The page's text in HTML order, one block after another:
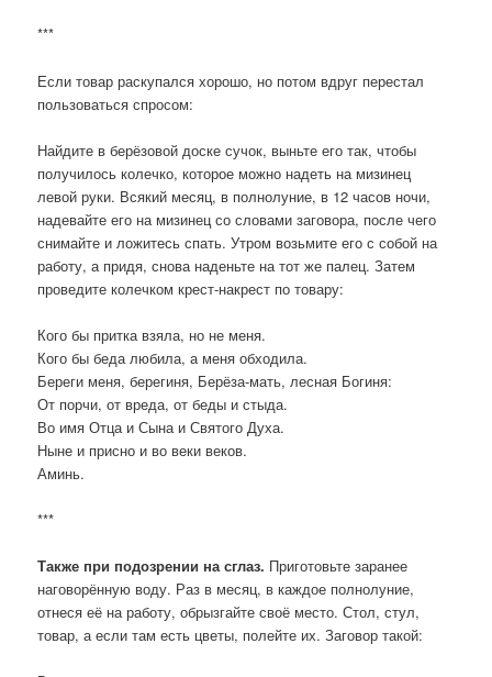
***
Если товар раскупался хорошо, но потом вдруг перестал
пользоваться спросом:
Найдите в берёзовой доске сучок, выньте его так, чтобы
получилось колечко, которое можно надеть на мизинец
левой руки. Всякий месяц, в полнолуние, в 12 часов ночи,
надевайте его на мизинец со словами заговора, после чего
снимайте и ложитесь спать. Утром возьмите его с собой на
работу, а придя, снова наденьте на тот же палец. Затем
проведите колечком крест-накрест по товару:
Кого бы притка взяла, но не меня.
Кого бы беда любила, а меня обходила.
Береги меня, берегиня, Берёза-мать, лесная Богиня:
От порчи, от вреда, от беды и стыда.
Во имя Отца и Сына и Святого Духа.
Ныне и присно и во веки веков.
Аминь.
***
Также при подозрении на сглаз. Приготовьте заранее
наговорённую воду. Раз в месяц, в каждое полнолуние,
отнеся её на работу, обрызгайте своё место. Стол, стул,
товар, а если там есть цветы, полейте их. Заговор такой: